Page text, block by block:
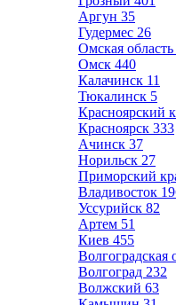
Аргун 35
Гудермес 26
Омская область
Омск 440
Калачинск 11
Тюкалинск 5
Красноярский
Красноярск 333
Ачинск 37
Норильск 27
Приморский
Владивосток
Уссурийск 82
Артем 51
Киев 455
Волгоградская
Волгоград 232
Волжский 63